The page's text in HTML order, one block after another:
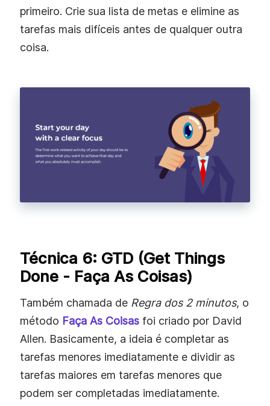
primeiro. Crie sua lista de metas e elimine as
tarefas mais difíceis antes de qualquer outra
coisa.
Técnica 6: GTD (Get Things
Done - Faça As Coisas)
Também chamada de Regra dos 2 minutos, o
método Faça As Coisas foi criado por David
Allen. Basicamente, a ideia é completar as
tarefas menores imediatamente e dividir as
tarefas maiores em tarefas menores que
podem ser completadas imediatamente.